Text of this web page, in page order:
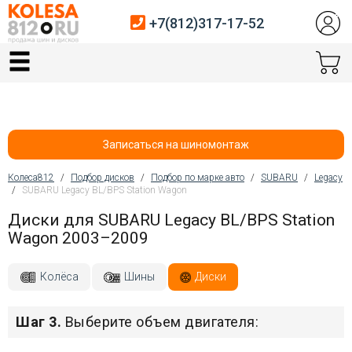
Главная
Автосервис
Услуги шиномонтажа
Хранение шин
+7(812)317-17-52
Записаться на шиномонтаж
Вы здесь
Колеса812 / Подбор дисков / Подбор по марке авто / SUBARU /
Legacy
/
SUBARU Legacy BL/BPS Station Wagon
Диски для SUBARU Legacy BL/BPS Station
Wagon 2003–2009
Колёса Шины Диски
Шаг 3. Выберите объем двигателя: